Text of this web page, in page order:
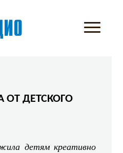
ОТ ДЕТСКОГО
детям креативно